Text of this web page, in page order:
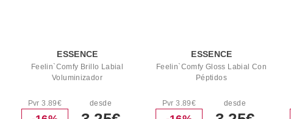
ESSENCE
Feelin`Comfy Brillo Labial
Voluminizador
Pvr 3.89€ desde
ESSENCE
Feelin`Comfy Gloss Labial Con
Péptidos
Pvr 3.89€ desde